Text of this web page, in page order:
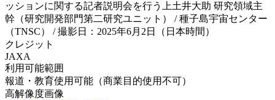
ッションに関する記者説明会を行う上土井大助 研究領域主
幹（研究開発部門第二研究ユニット） / 種子島宇宙センター
（TNSC） / 撮影日：2025年6月2日（日本時間）
クレジット
JAXA
利用可能範囲
報道・教育使用可能（商業目的使用不可）
高解像度画像